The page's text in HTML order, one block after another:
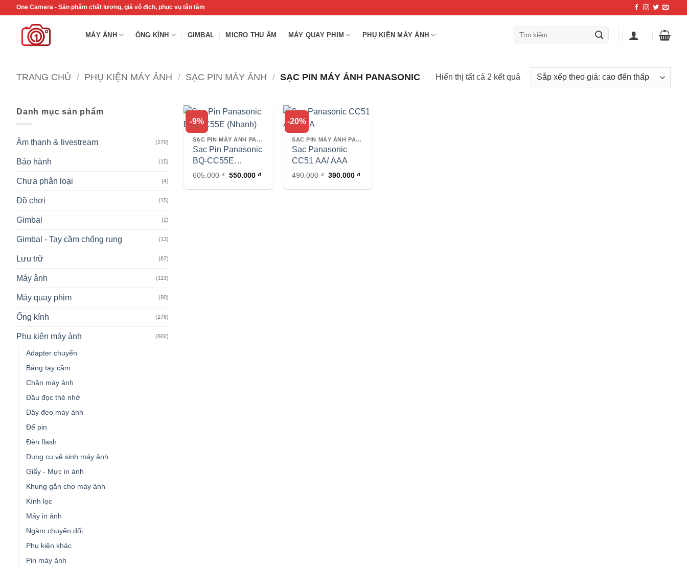
One Camera - Sản phẩm chất lượng, giá vô địch, phục vụ tận tâm
MÁY ẢNH ỐNG KÍNH GIMBAL MICRO THU ÂM MÁY QUAY PHIM PHỤ KIỆN MÁY ẢNH
Tìm
kiếm:
TRANG CHỦ / PHỤ KIỆN MÁY ẢNH / SẠC PIN MÁY ẢNH / SẠC PIN MÁY ẢNH PANASONIC Hiển thị tất cả 2 kết quảĐã
sắp
Danh mục sản phẩm
Âm thanh & livestream (270)
Bảo hành (15)
Chưa phân loại (4)
Đồ chơi (15)
Gimbal (2)
Gimbal - Tay cầm chống rung (13)
Lưu trữ (87)
Máy ảnh (113)
Máy quay phim (80)
Ống kính (276)
Phụ kiện máy ảnh (602)
Adapter chuyển
Báng tay cầm
Chân máy ảnh
Đầu đọc thẻ nhớ
Dây đeo máy ảnh
Đế pin
Đèn flash
Dụng cụ vệ sinh máy ảnh
Giấy - Mực in ảnh
Khung gắn cho máy ảnh
Kính lọc
Máy in ảnh
Ngàm chuyển đổi
Phụ kiện khác
Pin máy ảnh
-9%
SẠC PIN MÁY ẢNH PANASONIC
Sạc Pin Panasonic
BQ-CC55E
(Nhanh)
605.000₫ Giá
là:
550.000 ₫Giá
tại
-20%
SẠC PIN MÁY ẢNH PANASONIC
Sạc Panasonic
CC51 AA/ AAA
490.000₫ Giá
là:
390.000₫Giá
tại